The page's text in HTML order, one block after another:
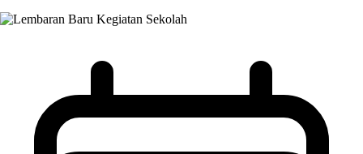
Kegiatan Sekolah